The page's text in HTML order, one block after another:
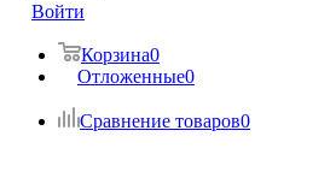
Войти
Корзина0
Отложенные0
Сравнение товаров0